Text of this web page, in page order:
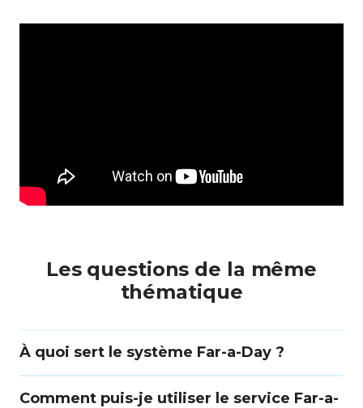
Les questions de la même
thématique
À quoi sert le système Far-a-Day ?
Comment puis-je utiliser le service Far-a-